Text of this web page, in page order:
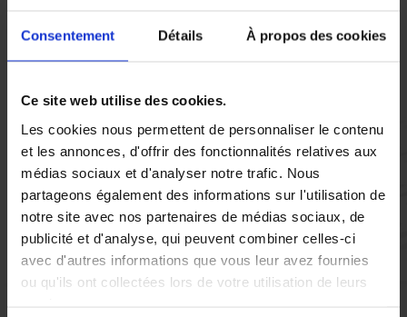
Consentement Détails À propos des cookies
Ce site web utilise des cookies.
Les cookies nous permettent de personnaliser le contenu
et les annonces, d'offrir des fonctionnalités relatives aux
médias sociaux et d'analyser notre trafic. Nous
partageons également des informations sur l'utilisation de
notre site avec nos partenaires de médias sociaux, de
publicité et d'analyse, qui peuvent combiner celles-ci
avec d'autres informations que vous leur avez fournies
ou qu'ils ont collectées lors de votre utilisation de leurs
Vous réglez votre intervention par carte bancaire ou par
chèque, un reçu CB et une facture vous sont envoyés par
Etape 5 :
Vous évaluez la prestation
Vous recevez une demande d’évaluation de votre expérience
avec l’équipe AS DE PIC.